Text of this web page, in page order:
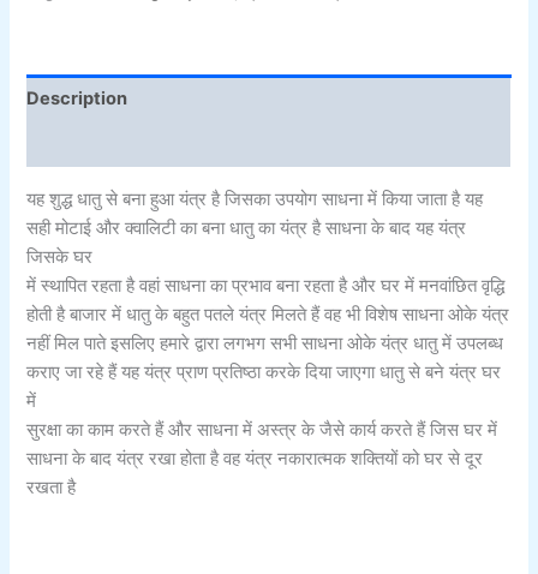
Description
यह शुद्ध धातु से बना हुआ यंत्र है जिसका उपयोग साधना में किया जाता है यह
सही मोटाई और क्वालिटी का बना धातु का यंत्र है साधना के बाद यह यंत्र
जिसके घर
में स्थापित रहता है वहां साधना का प्रभाव बना रहता है और घर में मनवांछित वृद्धि
होती है बाजार में धातु के बहुत पतले यंत्र मिलते हैं वह भी विशेष साधना ओके यंत्र
नहीं मिल पाते इसलिए हमारे द्वारा लगभग सभी साधना ओके यंत्र धातु में उपलब्ध
कराए जा रहे हैं यह यंत्र प्राण प्रतिष्ठा करके दिया जाएगा धातु से बने यंत्र घर
में
सुरक्षा का काम करते हैं और साधना में अस्त्र के जैसे कार्य करते हैं जिस घर में
साधना के बाद यंत्र रखा होता है वह यंत्र नकारात्मक शक्तियों को घर से दूर
रखता है